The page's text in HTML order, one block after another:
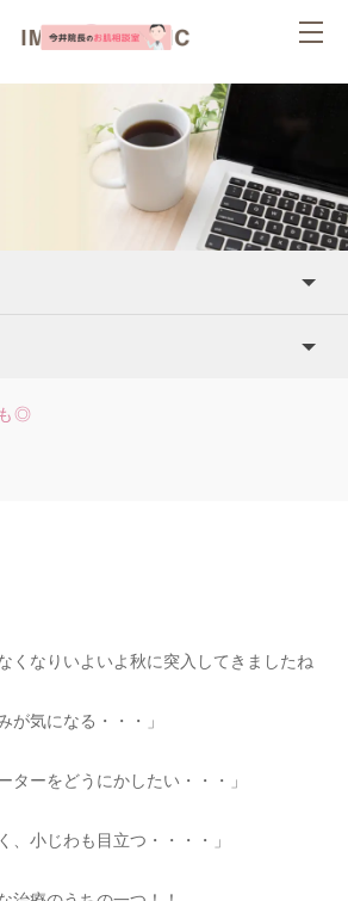
◎
くなりいよいよ秋に突入してきましたね
が気になる・・・」
ターをどうにかしたい・・・」
、小じわも目立つ・・・・」